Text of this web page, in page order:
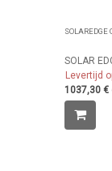
SOLAREDGE
SOLAR
Levertijd
1037,30 €